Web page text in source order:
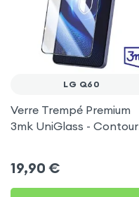
LG Q60
Verre Trempé Premium
3mk UniGlass - Contour
19,90 €